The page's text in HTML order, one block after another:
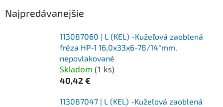
Najpredávanejšie
113087060 | L (KEL) -Kužeľová zaoblená
fréza HP-1 16,0x33x6-78/14°mm,
nepovlakované
Skladom (1 ks)
40,42 €
113087047 | L (KEL) -Kužeľová zaoblená